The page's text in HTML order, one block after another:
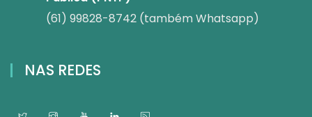
(61) 99828-8742 (também Whatsapp)
NAS REDES